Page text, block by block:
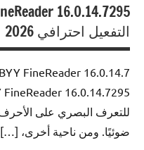
التفعيل احترافي 2026
ضوئيًا. ومن ناحية أخرى، […]